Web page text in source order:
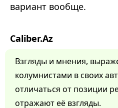
вариант вообще.
Caliber.Az
Взгляды и мнения,
колумнистами в своих
отличаться от позиции
отражают её взгляды.